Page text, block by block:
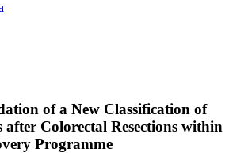
of a New Classification of
after Colorectal Resections within
Programme